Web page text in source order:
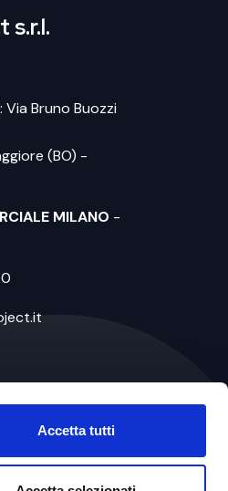
Accetta tutti
s.r.l.
: Via Bruno Buozzi
(BO) -
MILANO -